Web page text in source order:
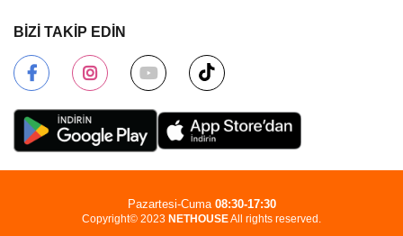
BİZİ TAKİP EDİN
Copyright© 2023 NETHOUSEAll rights reserved.
Pazartesi-Cuma 08:30-17:30